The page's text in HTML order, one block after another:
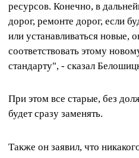
ресурсов. Конечно, в
дорог, ремонте дорог, если
или устанавливаться новые,
соответствовать этому
стандарту", - сказал
При этом все старые, без
будет сразу заменять.
Также он заявил, что